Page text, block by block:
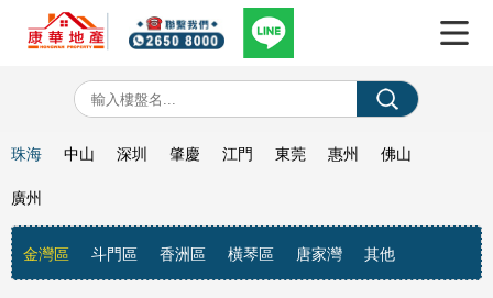
珠海
金灣區 斗門區 香洲區 橫琴區 唐家灣 其他
中山 深圳 肇慶 江門 東莞 惠州 佛山
廣州